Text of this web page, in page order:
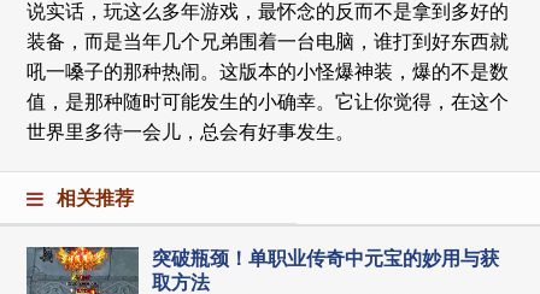
说实话，玩这么多年游戏，最怀念的反而不是拿到多好的
装备，而是当年几个兄弟围着一台电脑，谁打到好东西就
吼一嗓子的那种热闹。这版本的小怪爆神装，爆的不是数
值，是那种随时可能发生的小确幸。它让你觉得，在这个
世界里多待一会儿，总会有好事发生。
相关推荐
突破瓶颈！单职业传奇中元宝的妙用与获
取方法